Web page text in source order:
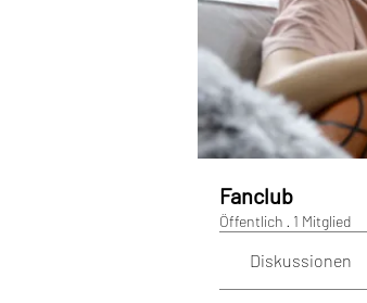
Fanclub
Öffentlich · 1 Mitglied
Diskussionen